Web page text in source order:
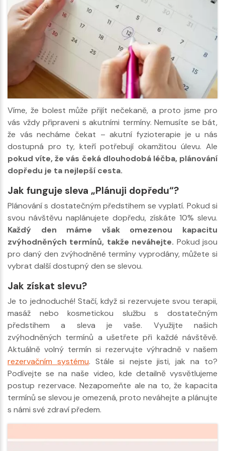
Víme, že bolest může přijít nečekaně, a proto jsme pro
vás vždy připraveni s akutními termíny. Nemusíte se bát,
že vás necháme čekat – akutní fyzioterapie je u nás
dostupná pro ty, kteří potřebují okamžitou úlevu. Ale
pokud víte, že vás čeká dlouhodobá léčba, plánování
dopředu je ta nejlepší cesta.
Jak funguje sleva „Plánuji dopředu“?
Plánování s dostatečným předstihem se vyplatí. Pokud si
svou návštěvu naplánujete dopředu, získáte 10% slevu.
Každý den máme však omezenou kapacitu
zvýhodněných termínů, takže neváhejte. Pokud jsou
pro daný den zvýhodněné termíny vyprodány, můžete si
vybrat další dostupný den se slevou.
Jak získat slevu?
Je to jednoduché! Stačí, když si rezervujete svou terapii,
masáž nebo kosmetickou službu s dostatečným
předstihem a sleva je vaše. Využijte našich
zvýhodněných termínů a ušetřete při každé návštěvě.
Aktuálně volný termín si rezervujte výhradně v našem
rezervačním systému. Stále si nejste jisti, jak na to?
Podívejte se na naše video, kde detailně vysvětlujeme
postup rezervace. Nezapomeňte ale na to, že kapacita
termínů se slevou je omezená, proto neváhejte a plánujte
s námi své zdraví předem.